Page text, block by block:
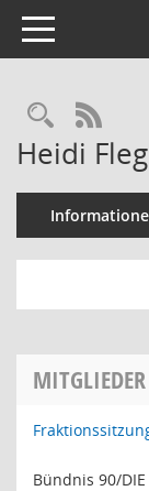
Toggle navigation
Heidi
MITGLIEDER
Bündnis 90/